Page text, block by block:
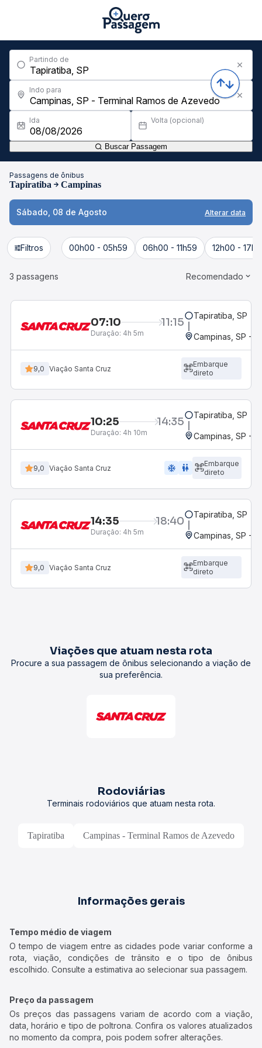
Partindo de
Indo para
Ida Volta (opcional)
Buscar Passagem
Passagens de ônibus
Tapiratiba Campinas
Sábado, 08 de Agosto Alterar data
Filtros 00h00 - 05h59 06h00 - 11h59 12h00 -
3 passagens Recomendado
07:10 11:15
Duração: 4h 5m
Tapiratiba, SP
Campinas, SP -
9,0 Viação Santa Cruz
Embarque
direto
10:25 14:35
Duração: 4h 10m
Tapiratiba, SP
Campinas, SP -
9,0 Viação Santa Cruz ac_unit wc
Embarque
direto
14:35 18:40
Duração: 4h 5m
Tapiratiba, SP
Campinas, SP -
9,0 Viação Santa Cruz
Embarque
direto
Viações que atuam nesta rota
Procure a sua passagem de ônibus selecionando a viação de
sua preferência.
Rodoviárias
Terminais rodoviários que atuam nesta rota.
Tapiratiba Campinas - Terminal Ramos de Azevedo
Informações gerais
Tempo médio de viagem
O tempo de viagem entre as cidades pode variar conforme a
rota, viação, condições de trânsito e o tipo de ônibus
escolhido. Consulte a estimativa ao selecionar sua passagem.
Preço da passagem
Os preços das passagens variam de acordo com a viação,
data, horário e tipo de poltrona. Confira os valores atualizados
no momento da compra, pois podem sofrer alterações.